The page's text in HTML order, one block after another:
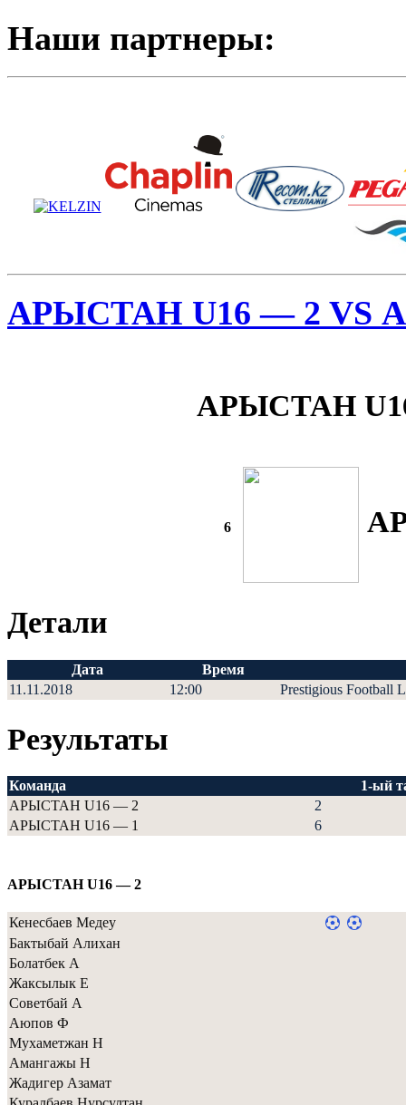
Наши партнеры:
АРЫСТАН U16 — 2 VS
АРЫСТАН
6
Детали
Дата
Время
11.11.2018
12:00 Prestigious Football
Результаты
Команда
1-ый
АРЫСТАН U16 — 2
2
АРЫСТАН U16 — 1
6
АРЫСТАН U16 — 2
Кенесбаев Медеу
Бактыбай Алихан
Болатбек А
Жаксылык Е
Советбай А
Аюпов Ф
Мухаметжан Н
Амангажы Н
Жадигер Азамат